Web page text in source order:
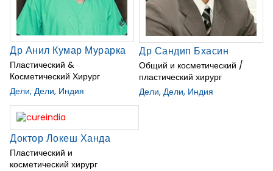
Др Анил Кумар Мурарка
Пластический &
Косметический Хирург
Дели, Дели, Индия
Др Сандип Бхасин
Общий и косметический /
пластический хирург
Дели, Дели, Индия
Доктор Локеш Ханда
Пластический и
косметический хирург